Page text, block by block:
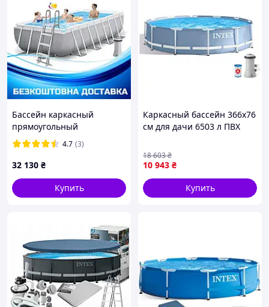
Бассейн каркасный
прямоугольный
(400*200*122см, 8418л,
фильтр, лестница) Intex
26790 Серый
4.7 (3)
32 130 ₴
Купить
Каркасный бассейн 366x76
см для дачи 6503 л ПВХ
10 943 ₴
18 603₴
Купить